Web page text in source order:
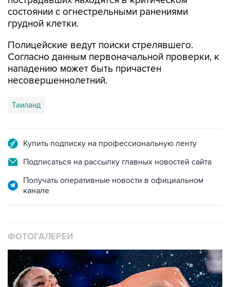
состоянии с огнестрельными ранениями
грудной клетки.
Полицейские ведут поиски стрелявшего.
Согласно данным первоначальной проверки, к
нападению может быть причастен
несовершеннолетний.
Таиланд
Купить подписку на профессиональную ленту
Подписаться на рассылку главных новостей сайта
Получать оперативные новости в официальном
канале
ФОТОГАЛЕРЕИ